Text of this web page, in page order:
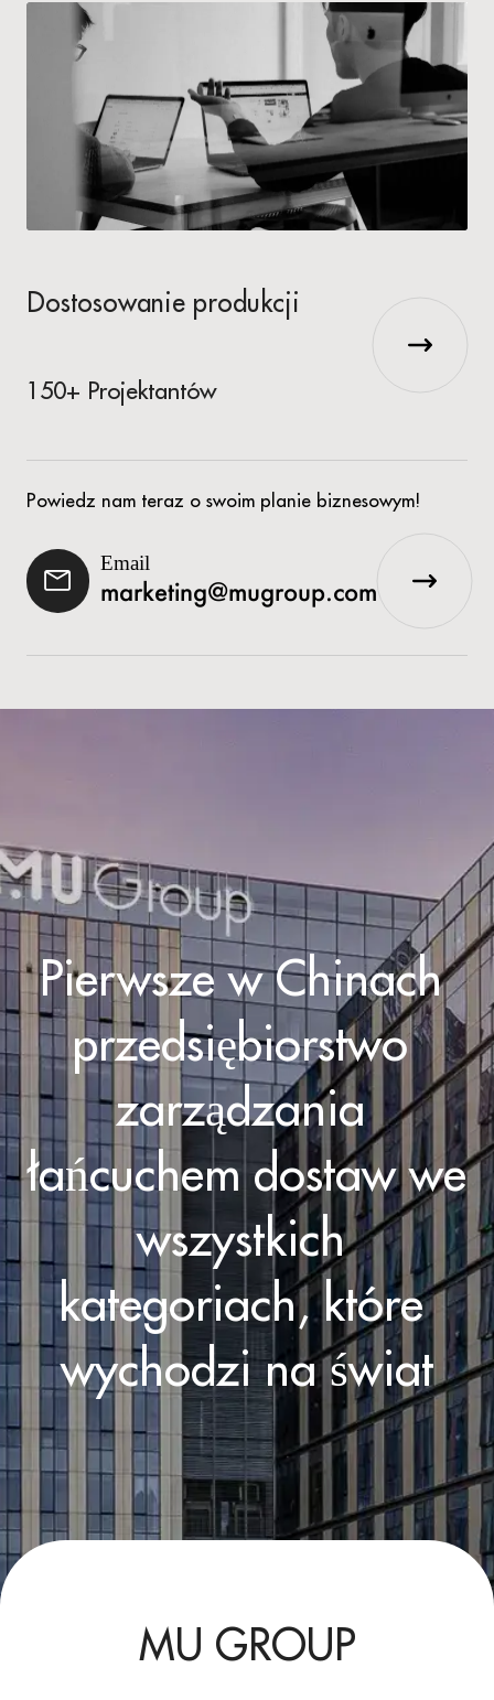
Dostosowanie produkcji
150+ Projektantów
Powiedz nam teraz o swoim planie biznesowym!
Email
marketing@mugroup.com
Pierwsze w Chinach
przedsiębiorstwo
zarządzania
łańcuchem dostaw we
wszystkich
kategoriach, które
wychodzi na świat
MU GROUP